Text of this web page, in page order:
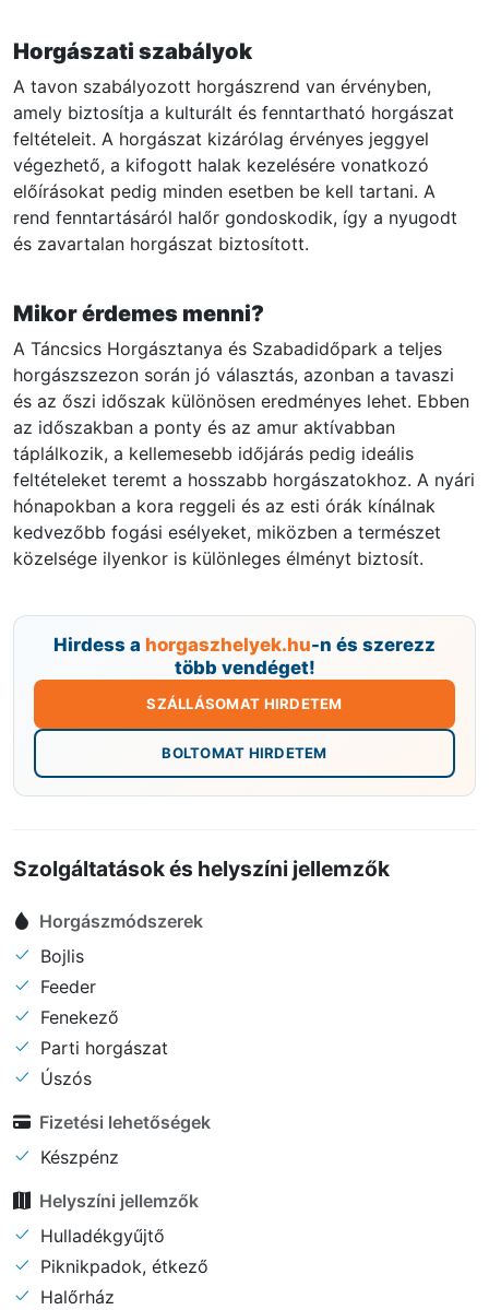
Horgászati szabályok
A tavon szabályozott horgászrend van érvényben,
amely biztosítja a kulturált és fenntartható horgászat
feltételeit. A horgászat kizárólag érvényes jeggyel
végezhető, a kifogott halak kezelésére vonatkozó
előírásokat pedig minden esetben be kell tartani. A
rend fenntartásáról halőr gondoskodik, így a nyugodt
és zavartalan horgászat biztosított.
Mikor érdemes menni?
A Táncsics Horgásztanya és Szabadidőpark a teljes
horgászszezon során jó választás, azonban a tavaszi
és az őszi időszak különösen eredményes lehet. Ebben
az időszakban a ponty és az amur aktívabban
táplálkozik, a kellemesebb időjárás pedig ideális
feltételeket teremt a hosszabb horgászatokhoz. A nyári
hónapokban a kora reggeli és az esti órák kínálnak
kedvezőbb fogási esélyeket, miközben a természet
közelsége ilyenkor is különleges élményt biztosít.
Hirdess a horgaszhelyek.hu-n és szerezz
több vendéget!
SZÁLLÁSOMAT HIRDETEM
BOLTOMAT HIRDETEM
Szolgáltatások és helyszíni jellemzők
Horgászmódszerek
Bojlis
Feeder
Fenekező
Parti horgászat
Úszós
Fizetési lehetőségek
Készpénz
Helyszíni jellemzők
Hulladékgyűjtő
Piknikpadok, étkező
Halőrház